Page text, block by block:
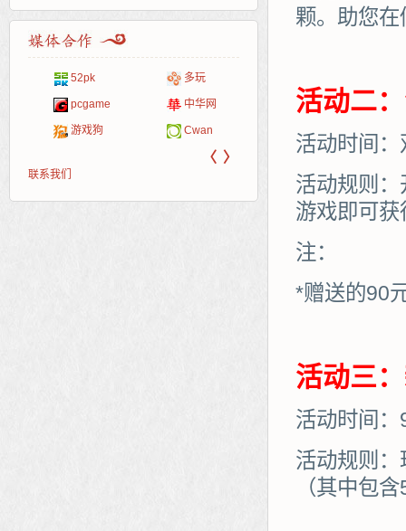
52pk 多玩
pcgame 中华网
游戏狗 Cwan
游侠网页游戏 40407
5617网游网
斗蟹网页游戏 游戏
4q5q游戏
〈 〉
联系我们
颗。助您
活动二
活动时间
活动规则
游戏即可
注：
*赠送的90
活动三
活动时间
活动规则
（其中包